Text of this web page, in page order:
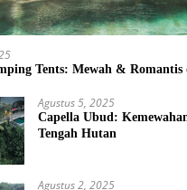
Tents: Mewah & Romantis
Agustus 5, 2025
Capella Ubud:
Tengah Hutan
Agustus 2, 2025